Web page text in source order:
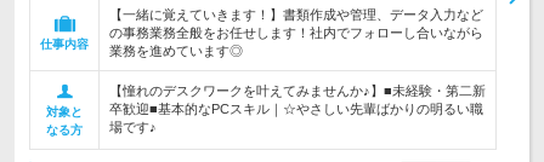
仕事内容
【一緒に覚えていきます！】書類作成や管理、データ入力など
の事務業務全般をお任せします！社内でフォローし合いながら
業務を進めています◎
対象と
なる方
【憧れのデスクワークを叶えてみませんか♪】■未経験・第二新
卒歓迎■基本的なPCスキル｜☆やさしい先輩ばかりの明るい職
場です♪